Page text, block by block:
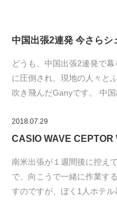
中国出張2連発 今さら
どうも、中国出張2連発で
に圧倒され、現地の人々と
吹き飛んだGanyです。 中
2018.07.29
CASIO WAVE CEPTOR
南米出張が１週間後に控え
で、向こうで一緒に作業す
すのですが、ぼく1人ホテル